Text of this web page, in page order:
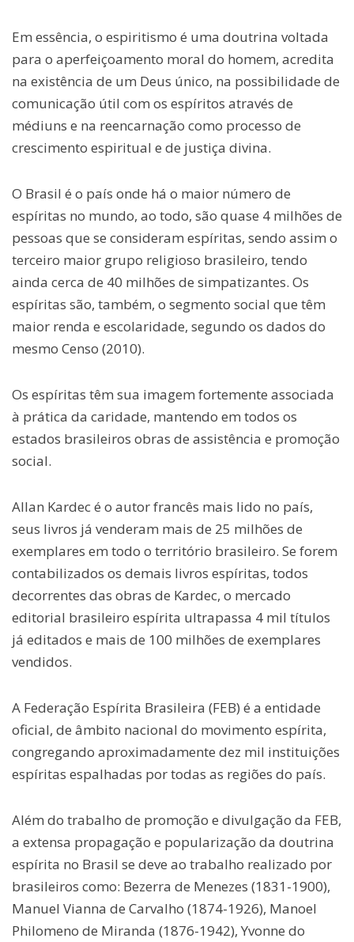
Em essência, o espiritismo é uma doutrina voltada
para o aperfeiçoamento moral do homem, acredita
na existência de um Deus único, na possibilidade de
comunicação útil com os espíritos através de
médiuns e na reencarnação como processo de
crescimento espiritual e de justiça divina.
O Brasil é o país onde há o maior número de
espíritas no mundo, ao todo, são quase 4 milhões de
pessoas que se consideram espíritas, sendo assim o
terceiro maior grupo religioso brasileiro, tendo
ainda cerca de 40 milhões de simpatizantes. Os
espíritas são, também, o segmento social que têm
maior renda e escolaridade, segundo os dados do
mesmo Censo (2010).
Os espíritas têm sua imagem fortemente associada
à prática da caridade, mantendo em todos os
estados brasileiros obras de assistência e promoção
social.
Allan Kardec é o autor francês mais lido no país,
seus livros já venderam mais de 25 milhões de
exemplares em todo o território brasileiro. Se forem
contabilizados os demais livros espíritas, todos
decorrentes das obras de Kardec, o mercado
editorial brasileiro espírita ultrapassa 4 mil títulos
já editados e mais de 100 milhões de exemplares
vendidos.
A Federação Espírita Brasileira (FEB) é a entidade
oficial, de âmbito nacional do movimento espírita,
congregando aproximadamente dez mil instituições
espíritas espalhadas por todas as regiões do país.
Além do trabalho de promoção e divulgação da FEB,
a extensa propagação e popularização da doutrina
espírita no Brasil se deve ao trabalho realizado por
brasileiros como: Bezerra de Menezes (1831-1900),
Manuel Vianna de Carvalho (1874-1926), Manoel
Philomeno de Miranda (1876-1942), Yvonne do